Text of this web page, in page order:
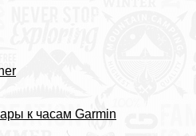
к часам Garmin